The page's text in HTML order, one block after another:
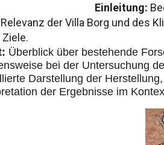
Einleitung:
der Villa Borg und des
Überblick über bestehende
bei der Untersuchung
Darstellung der
der Ergebnisse im